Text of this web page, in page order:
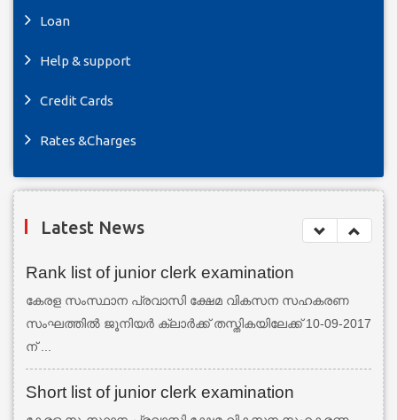
Loan
Help & support
Credit Cards
Rates &Charges
Latest News
Rank list of junior clerk examination
കേരള സംസ്ഥാന പ്രവാസി ക്ഷേമ വികസന സഹകരണ
സംഘത്തില്‍ ജൂനിയര്‍ ക്ലാര്‍ക്ക് തസ്തികയിലേക്ക് 10-09-2017
ന് ...
Short list of junior clerk examination